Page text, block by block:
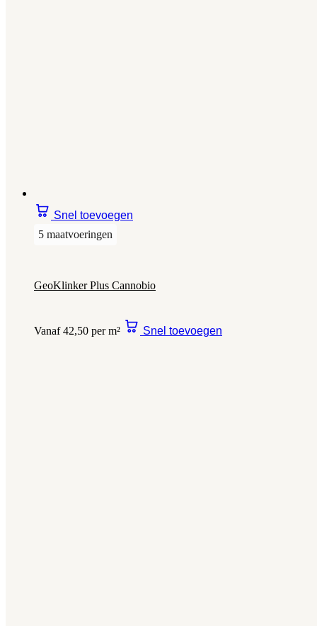
Snel toevoegen
5 maatvoeringen
GeoKlinker Plus Cannobio
Vanaf 42,50 per m² Snel toevoegen